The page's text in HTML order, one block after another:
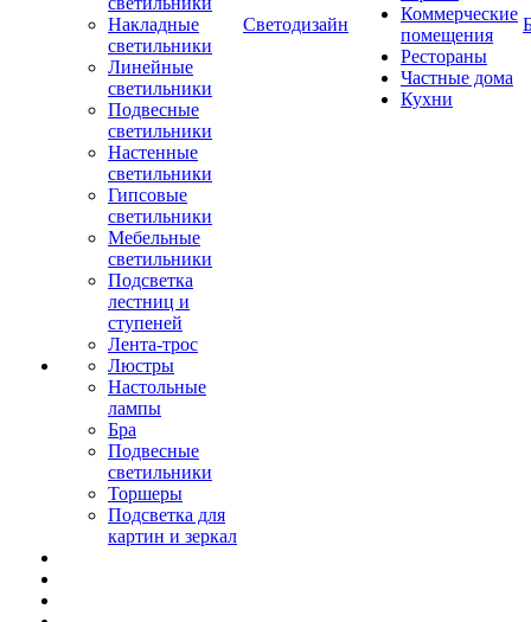
Накладные
светильники
Линейные
светильники
Подвесные
светильники
Настенные
светильники
Гипсовые
светильники
Мебельные
светильники
Подсветка
лестниц и
ступеней
Лента-трос
Люстры
Настольные
лампы
Бра
Подвесные
светильники
Торшеры
Подсветка для
картин и зеркал
Светодизайн
Коммерческие
помещения
Рестораны
Частные дома
Кухни